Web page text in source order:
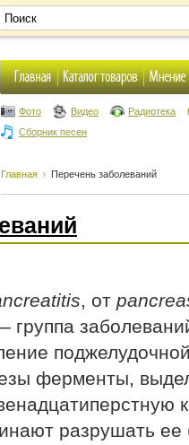
Фото Видео
Радиотека
Сборник песен
Главная Перечень заболеваний
, от
ферменты,
разрушать